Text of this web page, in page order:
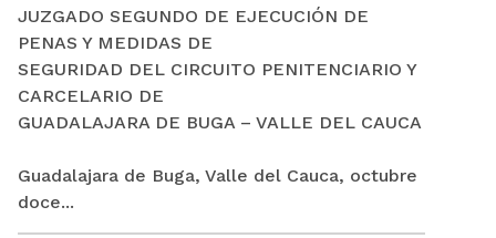
JUZGADO SEGUNDO DE EJECUCIÓN DE
PENAS Y MEDIDAS DE
SEGURIDAD DEL CIRCUITO PENITENCIARIO Y
CARCELARIO DE
GUADALAJARA DE BUGA – VALLE DEL CAUCA
Guadalajara de Buga, Valle del Cauca, octubre
doce...